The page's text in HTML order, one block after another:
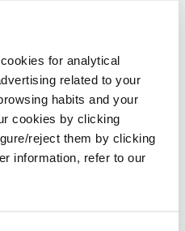
for analytical
related to your
habits and your
cookies by clicking
reject them by clicking
information, refer to our
um/a
sobre